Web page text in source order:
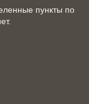
пункты по